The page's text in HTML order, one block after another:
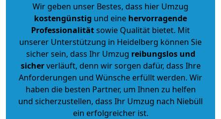
Wir geben unser Bestes, dass hier Umzug
kostengünstig und eine hervorragende
Professionalitätsowie Qualität bietet. Mit
unserer Unterstützung in Heidelberg können Sie
sicher sein, dass Ihr Umzug reibungslos und
sicherverläuft, denn wir sorgen dafür, dass Ihre
Anforderungen und Wünsche erfüllt werden. Wir
haben die besten Partner, um Ihnen zu helfen
und sicherzustellen, dass Ihr Umzug nach Niebüll
ein erfolgreicher ist.